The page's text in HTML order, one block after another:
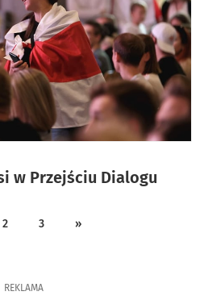
w Przejściu Dialogu
2 3 »
REKLAMA